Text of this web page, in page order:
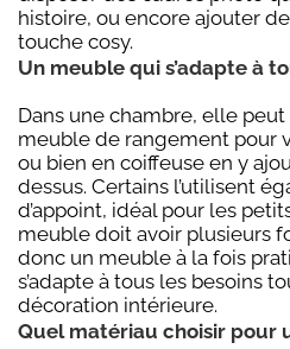
histoire, ou encore ajouter
touche cosy.
Un meuble qui s’adapte à
Dans une chambre, elle
meuble de rangement pour
ou bien en coiffeuse en y
dessus. Certains l’utilisent
d’appoint, idéal pour les
meuble doit avoir plusieurs
donc un meuble à la fois
s’adapte à tous les besoins
décoration intérieure.
Quel matériau choisir pour